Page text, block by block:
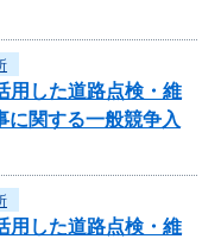
した道路点検・維
に関する一般競争入
した道路点検・維